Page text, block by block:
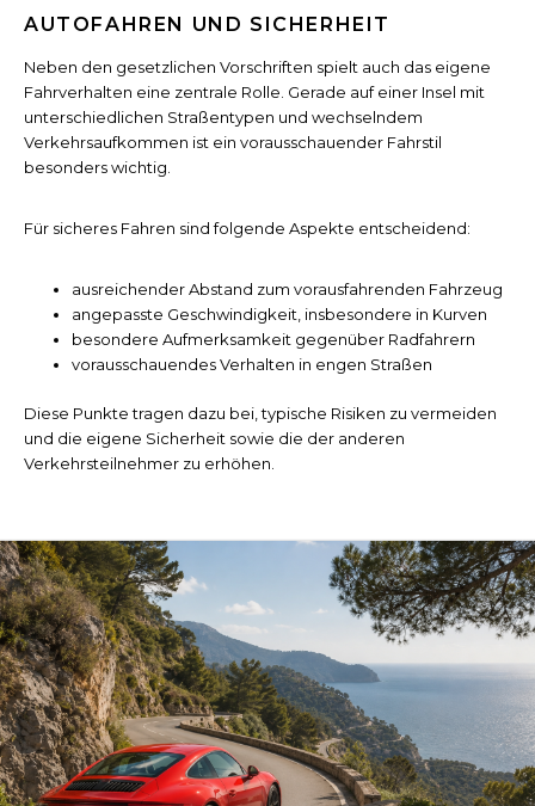
AUTOFAHREN UND SICHERHEIT
Neben den gesetzlichen Vorschriften spielt auch das eigene
Fahrverhalten eine zentrale Rolle. Gerade auf einer Insel mit
unterschiedlichen Straßentypen und wechselndem
Verkehrsaufkommen ist ein vorausschauender Fahrstil
besonders wichtig.
Für sicheres Fahren sind folgende Aspekte entscheidend:
ausreichender Abstand zum vorausfahrenden Fahrzeug
angepasste Geschwindigkeit, insbesondere in Kurven
besondere Aufmerksamkeit gegenüber Radfahrern
vorausschauendes Verhalten in engen Straßen
Diese Punkte tragen dazu bei, typische Risiken zu vermeiden
und die eigene Sicherheit sowie die der anderen
Verkehrsteilnehmer zu erhöhen.